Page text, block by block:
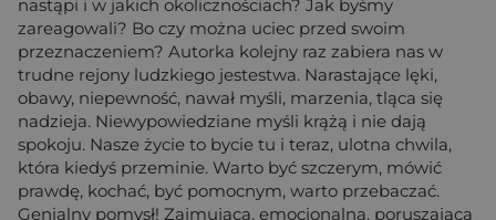
nastąpi i w jakich okolicznościach? Jak byśmy
zareagowali? Bo czy można uciec przed swoim
przeznaczeniem? Autorka kolejny raz zabiera nas w
trudne rejony ludzkiego jestestwa. Narastające lęki,
obawy, niepewność, nawał myśli, marzenia, tląca się
nadzieja. Niewypowiedziane myśli krążą i nie dają
spokoju. Nasze życie to bycie tu i teraz, ulotna chwila,
która kiedyś przeminie. Warto być szczerym, mówić
prawdę, kochać, być pomocnym, warto przebaczać.
Genialny pomysł! Zajmująca, emocjonalna, poruszająca